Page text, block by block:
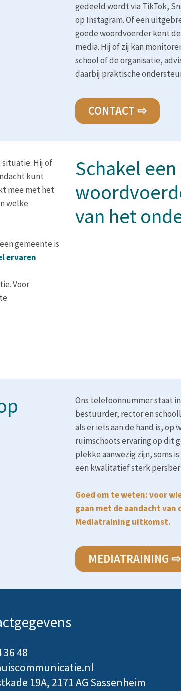
gedeeld wordt via TikTok,
op Instagram. Of een
goede woordvoerder kent
media. Hij of zij kan
school of de organisatie,
daarbij praktische
CONTACT ⇨
situatie. Hij of
kunt
mee met het
welke
gemeente is
ervaren
Voor
Schakel
van het
Ons telefoonnummer staat
bestuurder, rector en
als er iets aan de hand is, op
ruimschoots ervaring op dit
plekke aanwezig zijn, soms
een kwalitatief sterk
Goed om te weten: voor
gaan met de aandacht van
Mediatraining uitkomst.
MEDIATRAINING ⇨
36 48
19A, 2171 AG Sassenheim